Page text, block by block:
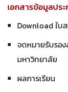
เอกสารข้อมูลปร
Download ใบ
จดหมายรับรอง
มหาวิทยาลัย
ผลการเรียน